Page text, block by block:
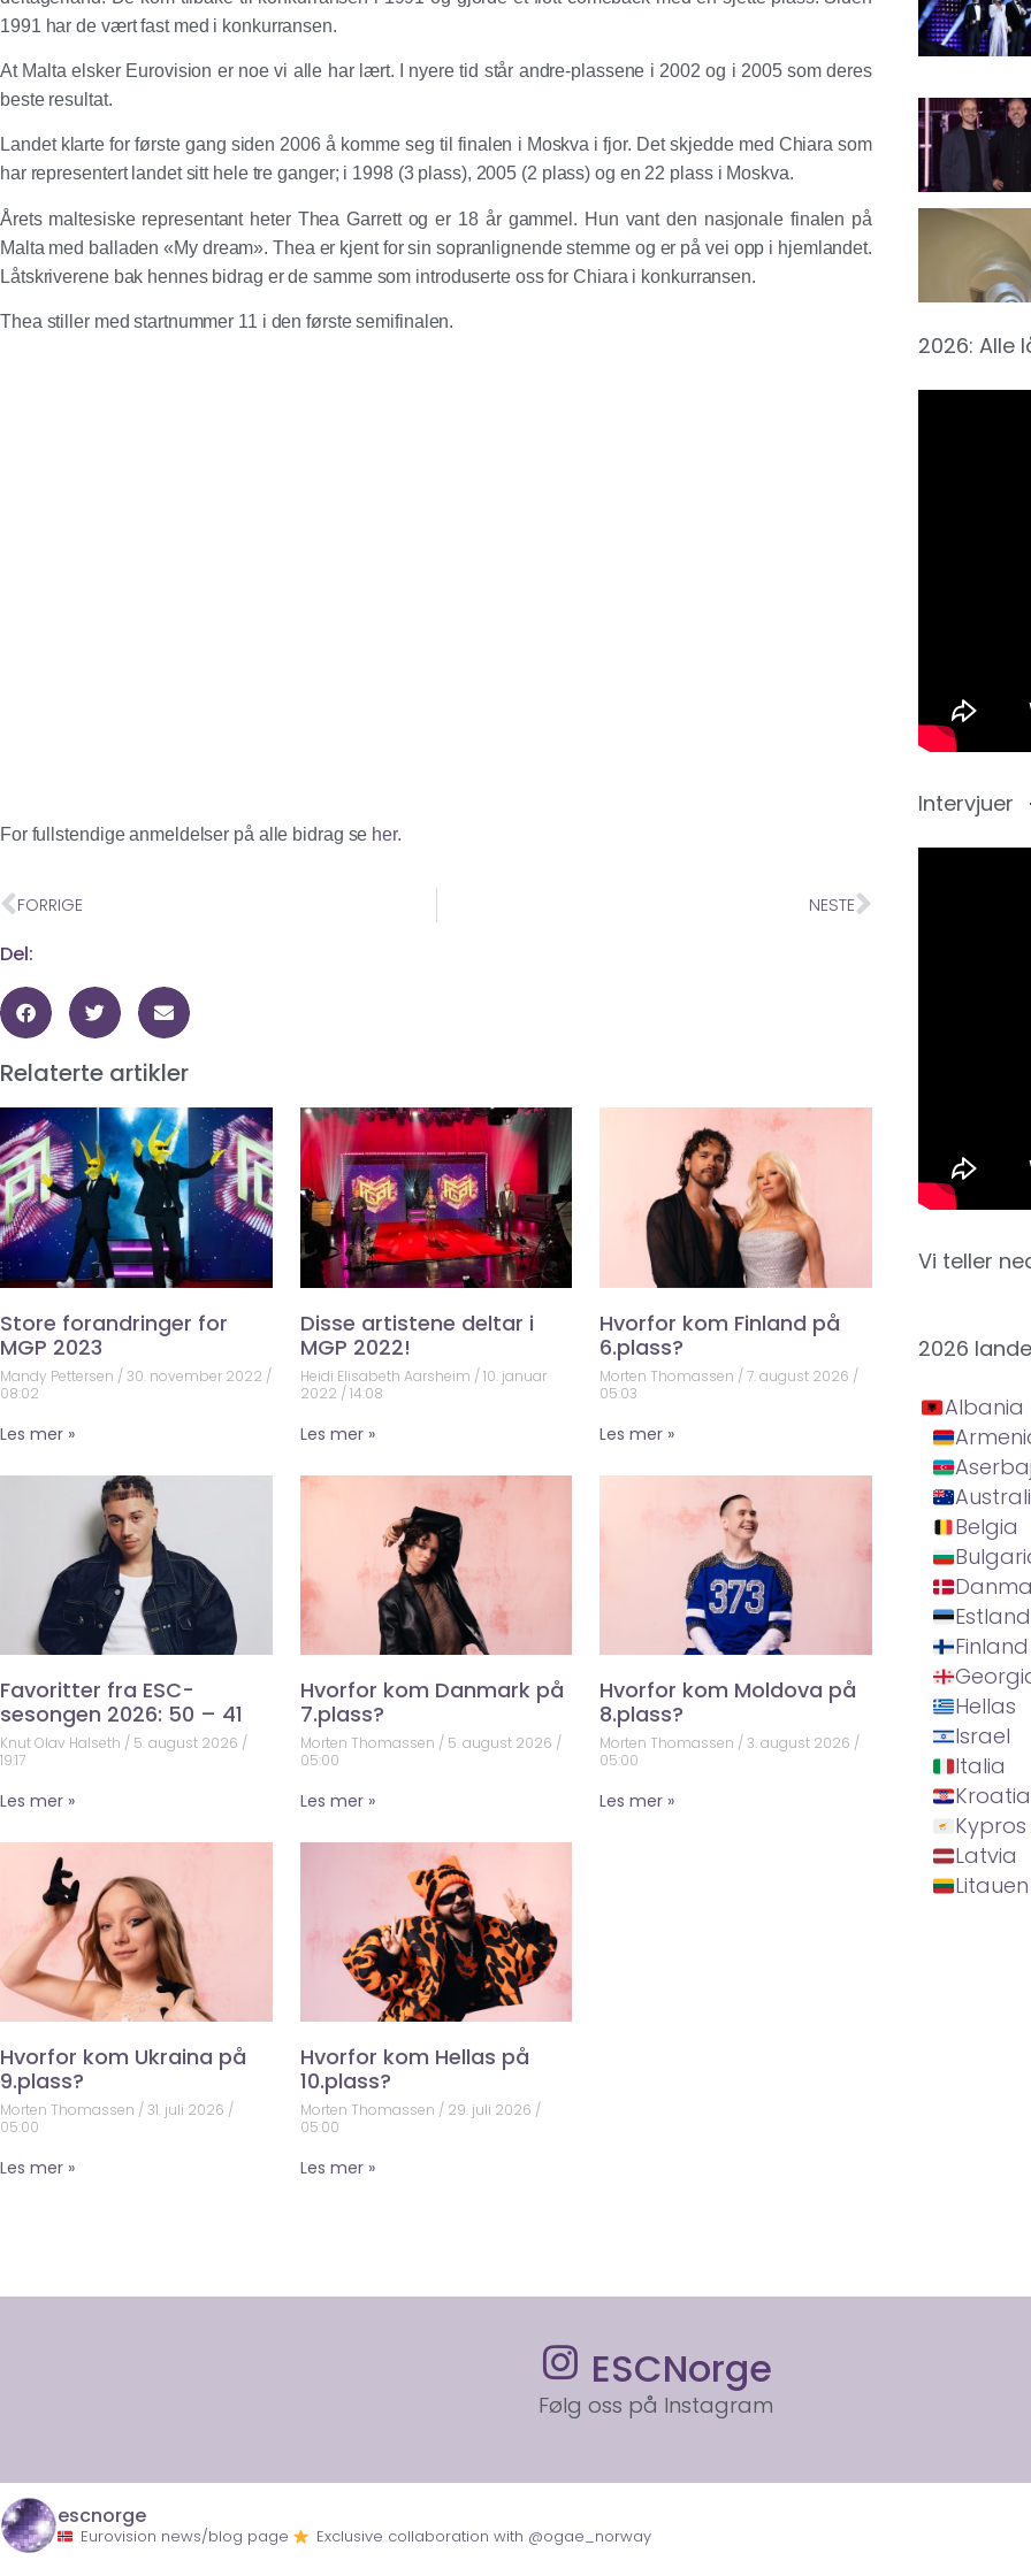
1991 har de vært fast med i konkurransen.
At Malta elsker Eurovision er noe vi alle har lært. I nyere tid står andre-plassene i 2002 og i 2005 som deres
beste resultat.
Landet klarte for første gang siden 2006 å komme seg til finalen i Moskva i fjor. Det skjedde med Chiara som
har representert landet sitt hele tre ganger; i 1998 (3 plass), 2005 (2 plass) og en 22 plass i Moskva.
Årets maltesiske representant heter Thea Garrett og er 18 år gammel. Hun vant den nasjonale finalen på
Malta med balladen «My dream». Thea er kjent for sin sopranlignende stemme og er på vei opp i hjemlandet.
Låtskriverene bak hennes bidrag er de samme som introduserte oss for Chiara i konkurransen.
Thea stiller med startnummer 11 i den første semifinalen.
For fullstendige anmeldelser på alle bidrag se her.
FORRIGE NESTE
Del:
Relaterte artikler
Store forandringer for
MGP 2023
Mandy Pettersen
30. november 2022
08:02
Les mer »
Disse artistene deltar i
MGP 2022!
Heidi Elisabeth Aarsheim 10. januar
2022 14:08
Les mer »
Hvorfor kom Finland på
6.plass?
Morten Thomassen
7. august 2026
05:03
Les mer »
Favoritter fra ESC-
sesongen 2026: 50 – 41
Knut Olav Halseth
5. august 2026
19:17
Les mer »
Hvorfor kom Danmark på
7.plass?
Morten Thomassen 5. august 2026
05:00
Les mer »
Hvorfor kom Moldova på
8.plass?
Morten Thomassen
3. august 2026
05:00
Les mer »
Hvorfor kom Ukraina på
9.plass?
Morten Thomassen
31. juli 2026
05:00
Les mer »
Hvorfor kom Hellas på
10.plass?
Morten Thomassen 29. juli 2026
05:00
Les mer »
2026: Alle
Intervjuer
Vi teller
2026
Albania
Belgia
Estland
Finland
Hellas
Israel
Italia
Kroatia
Kypros
Latvia
Litauen
ESCNorge
Følg oss på Instagram
escnorge
Eurovision news/blog page Exclusive collaboration with @ogae_norway